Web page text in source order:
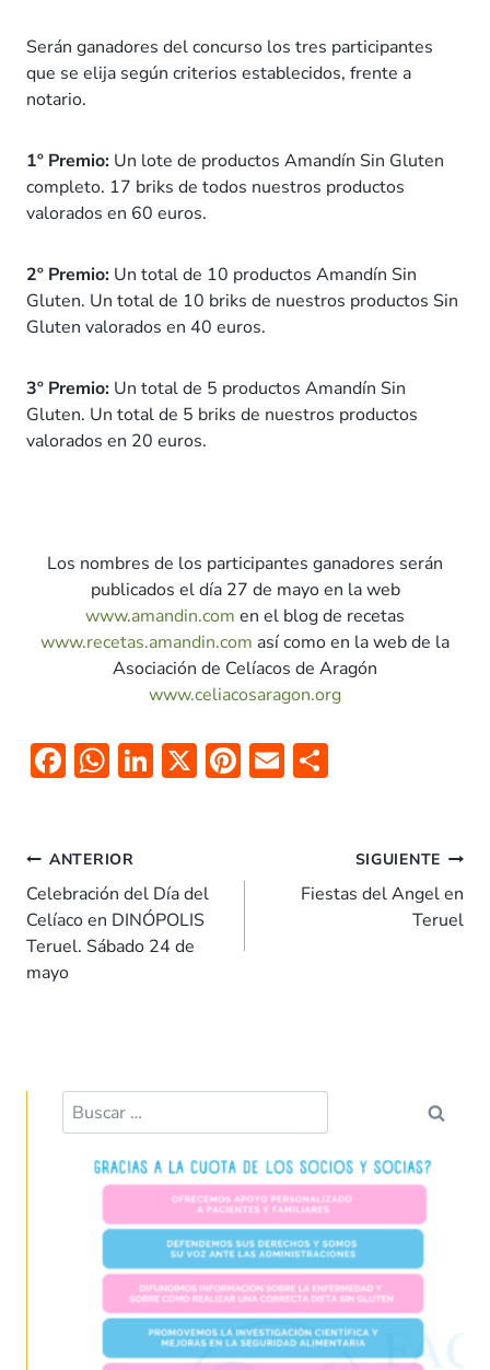
Serán ganadores del concurso los tres participantes
que se elija según criterios establecidos, frente a
notario.
1º Premio: Un lote de productos Amandín Sin Gluten
completo. 17 briks de todos nuestros productos
valorados en 60 euros.
2º Premio: Un total de 10 productos Amandín Sin
Gluten. Un total de 10 briks de nuestros productos Sin
Gluten valorados en 40 euros.
3º Premio: Un total de 5 productos Amandín Sin
Gluten. Un total de 5 briks de nuestros productos
valorados en 20 euros.
Los nombres de los participantes ganadores serán
publicados el día 27 de mayo en la web
www.amandin.com en el blog de recetas
www.recetas.amandin.com así como en la web de la
Asociación de Celíacos de Aragón
www.celiacosaragon.org
F
b
o
o
k
W
s
A
p
Li
dI
n
X Pi E
ar
Navegación
de
entradas
ANTERIOR
Celebración del Día del
Celíaco en DINÓPOLIS
Teruel. Sábado 24 de
mayo
SIGUIENTE
Fiestas del Angel en
Teruel
Buscar: